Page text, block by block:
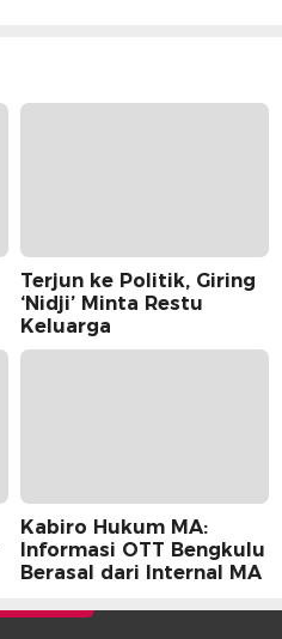
Terjun ke Politik, Giring
‘Nidji’ Minta Restu
Keluarga
Kabiro Hukum MA:
Informasi OTT Bengkulu
Berasal dari Internal MA